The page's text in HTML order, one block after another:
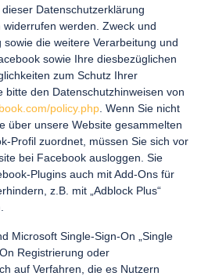
Datenschutzerklärung
werden. Zweck und
die weitere Verarbeitung und
sowie Ihre diesbezüglichen
zum Schutz Ihrer
bitte den Datenschutzhinweisen von
policy.php . Wenn Sie nicht
über unsere Website gesammelten
Profil zuordnet, müssen Sie sich vor
bei Facebook ausloggen. Sie
Plugins auch mit Add-Ons für
z.B. mit „Adblock Plus“
Microsoft Single-Sign-On „Single
Registrierung oder
auf Verfahren, die es Nutzern